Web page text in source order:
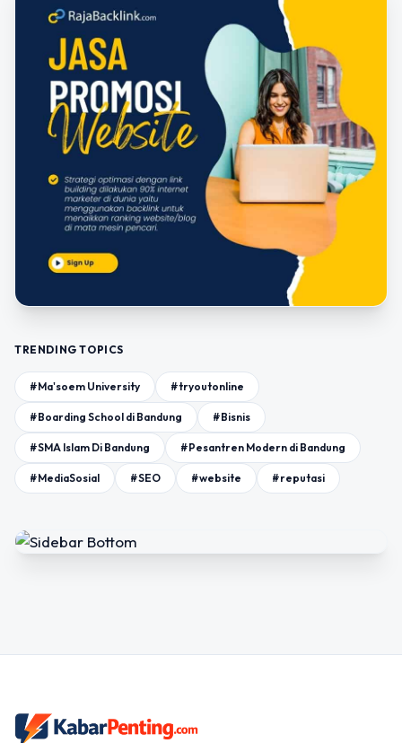
TRENDING TOPICS
#Ma'soem University #tryoutonline
#Boarding School di Bandung #Bisnis
#SMA Islam Di Bandung #Pesantren Modern di Bandung
#MediaSosial #SEO #website #reputasi